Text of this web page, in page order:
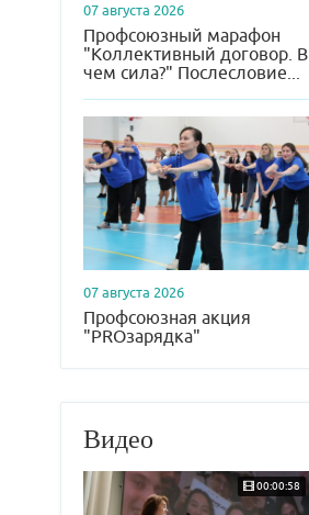
07 августа 2026
Профсоюзный марафон
"Коллективный договор. В
чем сила?" Послесловие...
07 августа 2026
Профсоюзная акция
"PROзарядка"
Видео
00:00:58